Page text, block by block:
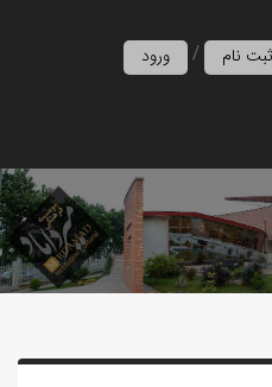
ورود / ثبت نام